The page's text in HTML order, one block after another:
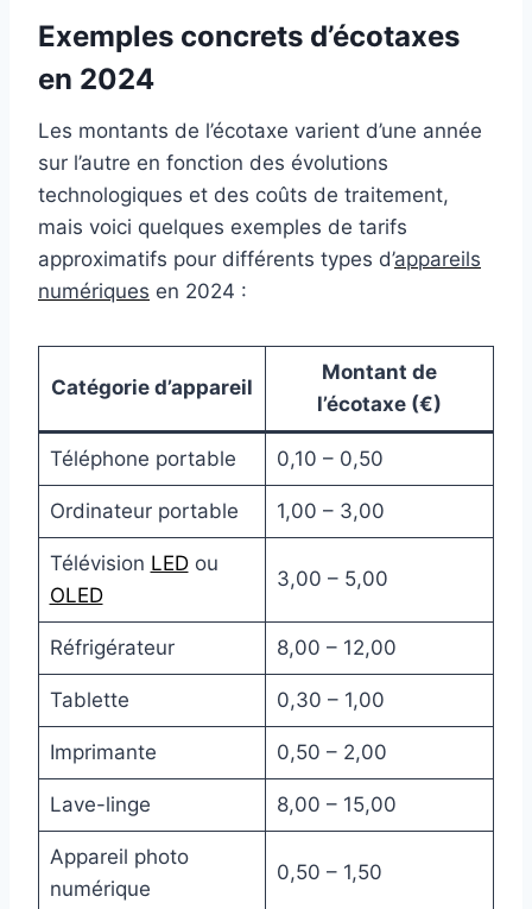
Exemples concrets d’écotaxes
en 2024
Les montants de l’écotaxe varient d’une année
sur l’autre en fonction des évolutions
technologiques et des coûts de traitement,
mais voici quelques exemples de tarifs
approximatifs pour différents types d’appareils
numériques en 2024 :
Catégorie d’appareil
Montant de
l’écotaxe (€)
Téléphone portable 0,10 – 0,50
Ordinateur portable 1,00 – 3,00
Télévision LEDou
OLED
3,00 – 5,00
Réfrigérateur 8,00 – 12,00
Tablette 0,30 – 1,00
Imprimante 0,50 – 2,00
Lave-linge 8,00 – 15,00
Appareil photo
numérique
0,50 – 1,50